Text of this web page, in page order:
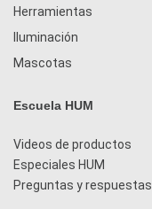
Herramientas
Iluminación
Mascotas
Escuela HUM
Videos de productos
Especiales HUM
Preguntas y respuestas